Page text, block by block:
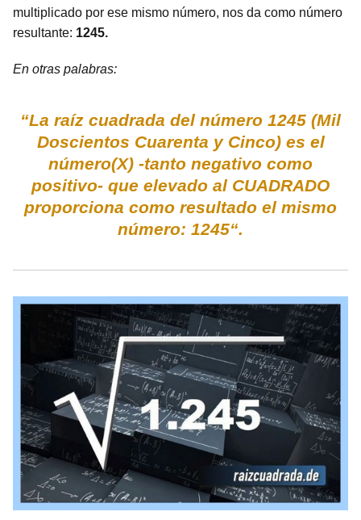
multiplicado por ese mismo número, nos da como número
resultante: 1245.
En otras palabras:
“La raíz cuadrada del número 1245 (Mil
Doscientos Cuarenta y Cinco) es el
número(X) -tanto negativo como
positivo- que elevado al CUADRADO
proporciona como resultado el mismo
número: 1245“.